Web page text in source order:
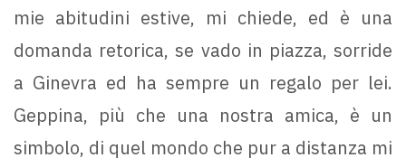
mie abitudini estive, mi chiede, ed è una
domanda retorica, se vado in piazza, sorride
a Ginevra ed ha sempre un regalo per lei.
Geppina, più che una nostra amica, è un
simbolo, di quel mondo che pur a distanza mi